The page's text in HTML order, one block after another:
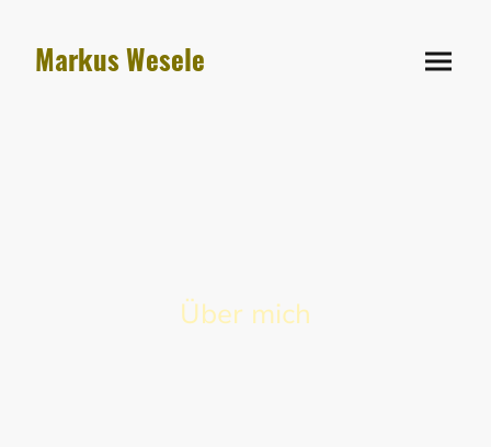
Markus Wesele
Über mich